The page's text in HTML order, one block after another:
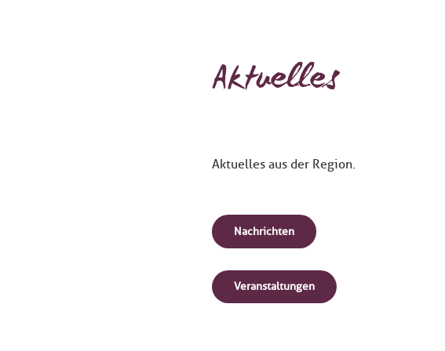
Aktuelles
Aktuelles aus der Region.
Nachrichten
Veranstaltungen